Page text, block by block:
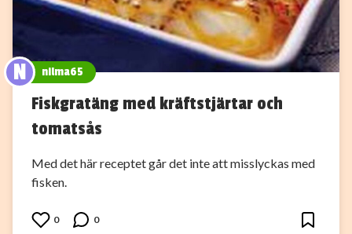
N nilma65
Fiskgratäng med kräftstjärtar och
tomatsås
Med det här receptet går det inte att misslyckas med
fisken.
0 0